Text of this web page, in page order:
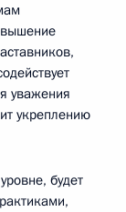
уважения
укреплению
будет